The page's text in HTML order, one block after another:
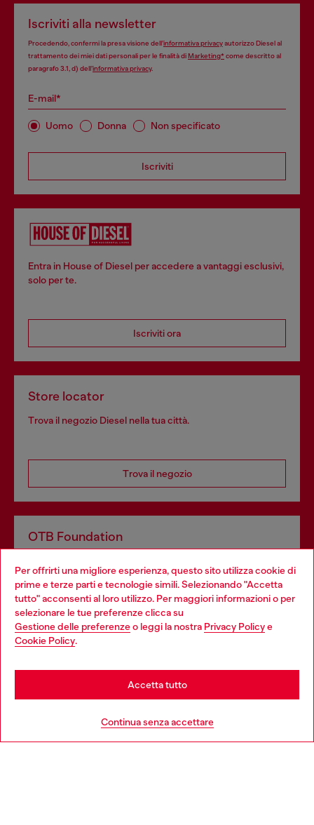
Per offrirti una migliore esperienza, questo sito utilizza cookie di
prime e terze parti e tecnologie simili. Selezionando "Accetta
tutto" acconsenti al loro utilizzo. Per maggiori informazioni o per
selezionare le tue preferenze clicca su
Gestione delle preferenzeo leggi la nostra Privacy Policye
Cookie Policy.
Continua senza accettare
Accetta tutto
Iscriviti alla newsletter
Procedendo, confermi la presa visione dell’informativa privacyautorizzo Diesel al
trattamento dei miei dati personali per le finalità diMarketing*come descritto al
paragrafo 3.1, d) dell’informativa privacy.
E-mail*
Uomo Donna Non specificato
Iscriviti
Entra in House of Diesel per accedere a vantaggi esclusivi,
solo per te.
Iscriviti ora
Store locator
Trova il negozio Diesel nella tua città.
Trova il negozio
OTB Foundation
profit del gruppo OTB che sostiene progetti concreti per
giovani, donne, inclusione ed emergenze in tutto il mondo.
Choose your location
You are currently browsing Italia website, but it seems you may
be based in United States